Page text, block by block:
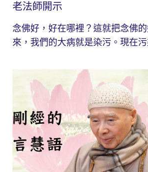
老法師開示
念佛好，好在哪裡？這就把念佛
來，我們的大病就是染污。現在